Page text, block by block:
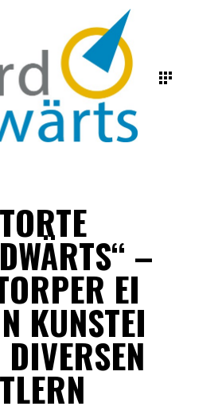
–
EI
KUNSTEI